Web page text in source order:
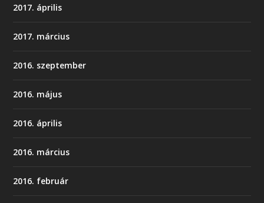
2017. április
2017. március
2016. szeptember
2016. május
2016. április
2016. március
2016. február